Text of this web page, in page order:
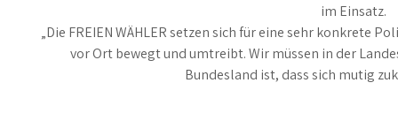
im Einsatz.
„Die FREIEN WÄHLER setzen sich für eine sehr konkrete
vor Ort bewegt und umtreibt. Wir müssen in der
Bundesland ist, dass sich mutig